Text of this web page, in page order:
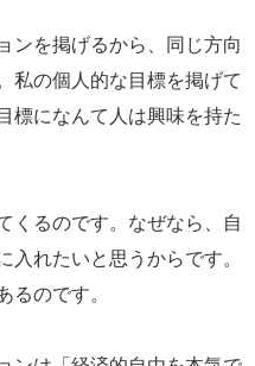
ンを掲げるから、同じ方向
私の個人的な目標を掲げて
標になんて人は興味を持た
くるのです。なぜなら、自
入れたいと思うからです。
るのです。